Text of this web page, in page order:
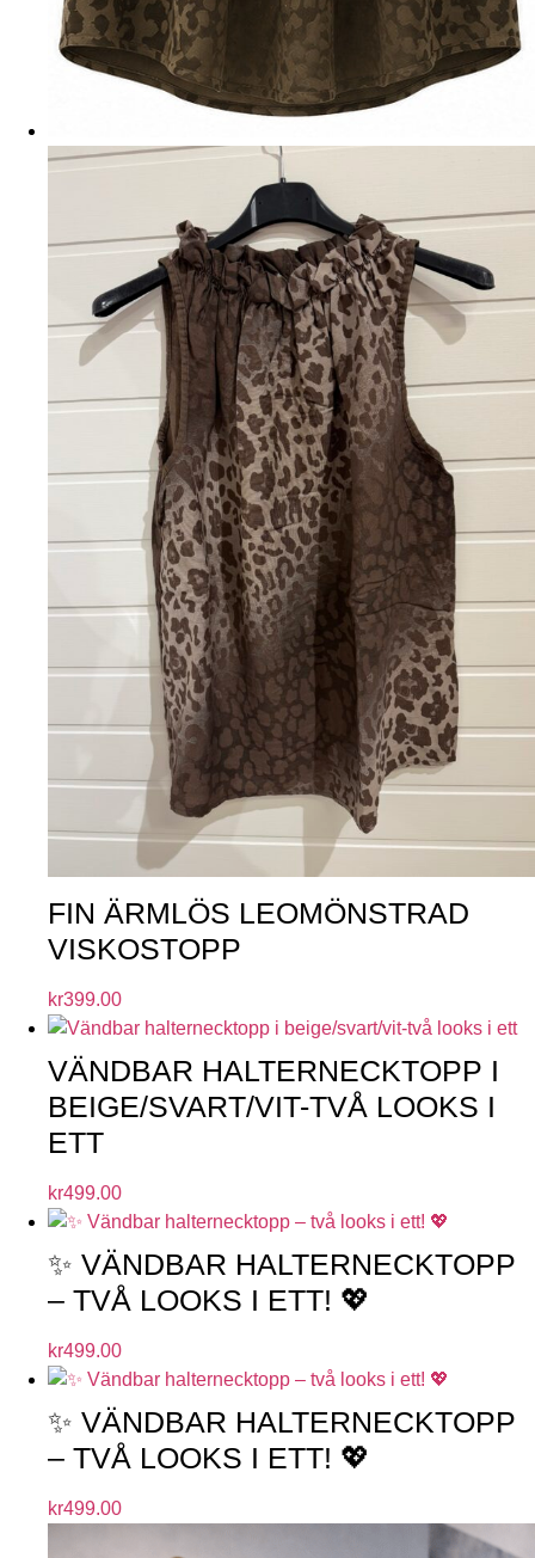
FIN ÄRMLÖS LEOMÖNSTRAD
VISKOSTOPP
kr399.00
VÄNDBAR HALTERNECKTOPP I
BEIGE/SVART/VIT-TVÅ LOOKS I
ETT
kr499.00
✨ VÄNDBAR HALTERNECKTOPP
– TVÅ LOOKS I ETT! 💖
kr499.00
✨ VÄNDBAR HALTERNECKTOPP
– TVÅ LOOKS I ETT! 💖
kr499.00